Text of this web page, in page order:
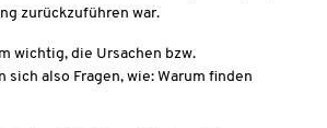
zurückzuführen war.
wichtig, die Ursachen bzw.
also Fragen, wie: Warum finden